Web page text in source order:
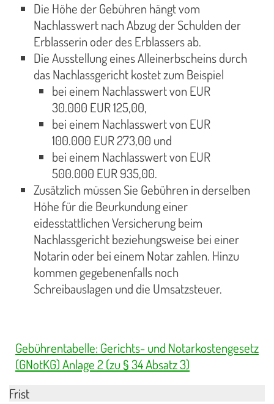
Die Höhe der Gebühren hängt vom
Nachlasswert nach Abzug der Schulden der
Erblasserin oder des Erblassers ab.
Die Ausstellung eines Alleinerbscheins durch
das Nachlassgericht kostet zum Beispiel
bei einem Nachlasswert von EUR
30.000 EUR 125,00,
bei einem Nachlasswert von EUR
100.000 EUR 273,00 und
bei einem Nachlasswert von EUR
500.000 EUR 935,00.
Zusätzlich müssen Sie Gebühren in derselben
Höhe für die Beurkundung einer
eidesstattlichen Versicherung beim
Nachlassgericht beziehungsweise bei einer
Notarin oder bei einem Notar zahlen. Hinzu
kommen gegebenenfalls noch
Schreibauslagen und die Umsatzsteuer.
Gebührentabelle: Gerichts- und Notarkostengesetz
(GNotKG) Anlage 2 (zu § 34 Absatz 3)
Frist